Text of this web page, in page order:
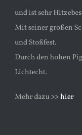
und ist sehr
Mit seiner großen
und Stoßfest.
Durch den hohen
Lichtecht.
Mehr dazu>> hier